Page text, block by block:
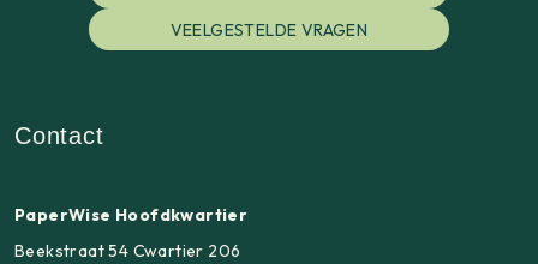
VEELGESTELDE VRAGEN
Contact
PaperWise Hoofdkwartier
Beekstraat 54 Cwartier 206